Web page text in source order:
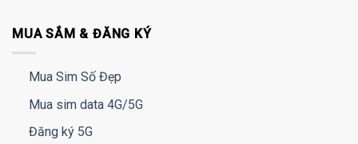
MUA SẮM & ĐĂNG KÝ
Mua Sim Số Đẹp
Mua sim data 4G/5G
Đăng ký 5G